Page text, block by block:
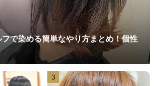
で染める簡単なやり方まとめ！個性
3